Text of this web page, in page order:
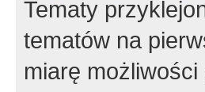
Tematy
tematów na
miarę